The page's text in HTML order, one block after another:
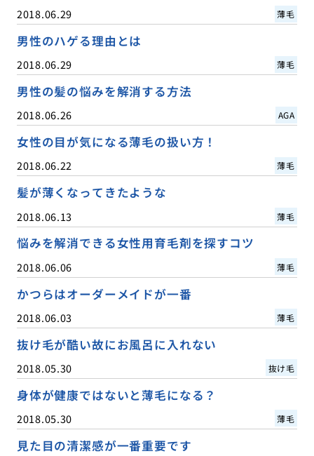
2018.06.29 薄毛
男性のハゲる理由とは
2018.06.29 薄毛
男性の髪の悩みを解消する方法
2018.06.26 AGA
女性の目が気になる薄毛の扱い方！
2018.06.22 薄毛
髪が薄くなってきたような
2018.06.13 薄毛
悩みを解消できる女性用育毛剤を探すコツ
2018.06.06 薄毛
かつらはオーダーメイドが一番
2018.06.03 薄毛
抜け毛が酷い故にお風呂に入れない
2018.05.30 抜け毛
身体が健康ではないと薄毛になる？
2018.05.30 薄毛
見た目の清潔感が一番重要です